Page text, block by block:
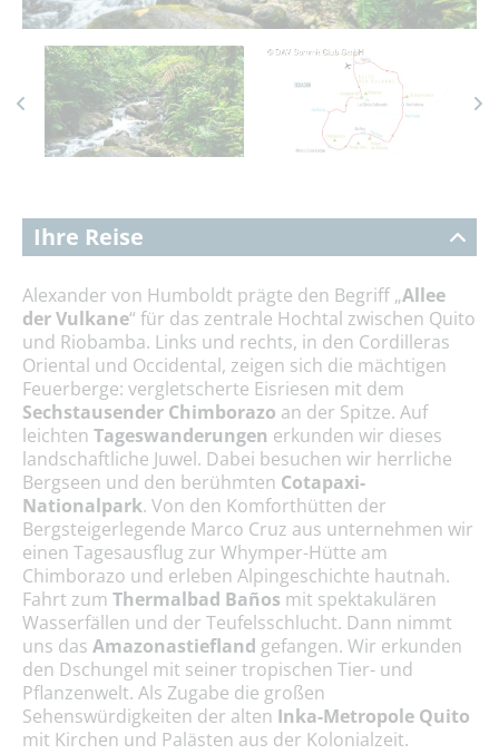
Ihre Reise
Alexander von Humboldt prägte den Begriff „Allee
der Vulkane“ für das zentrale Hochtal zwischen Quito
und Riobamba. Links und rechts, in den Cordilleras
Oriental und Occidental, zeigen sich die mächtigen
Feuerberge: vergletscherte Eisriesen mit dem
Sechstausender Chimborazo an der Spitze. Auf
leichten Tageswanderungen erkunden wir dieses
landschaftliche Juwel. Dabei besuchen wir herrliche
Bergseen und den berühmten Cotapaxi-
Nationalpark. Von den Komforthütten der
Bergsteigerlegende Marco Cruz aus unternehmen wir
einen Tagesausflug zur Whymper-Hütte am
Chimborazo und erleben Alpingeschichte hautnah.
Fahrt zum Thermalbad Baños mit spektakulären
Wasserfällen und der Teufelsschlucht. Dann nimmt
uns das Amazonastiefland gefangen. Wir erkunden
den Dschungel mit seiner tropischen Tier- und
Pflanzenwelt. Als Zugabe die großen
Sehenswürdigkeiten der alten Inka-Metropole Quito
mit Kirchen und Palästen aus der Kolonialzeit.